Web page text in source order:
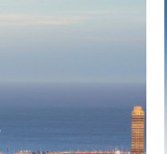
RADIO FRANCE